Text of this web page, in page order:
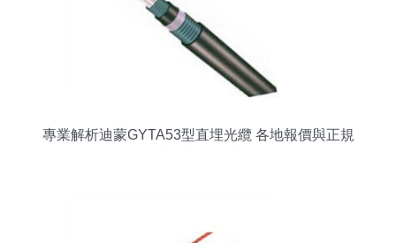
專業解析迪蒙GYTA53型直埋光纜 各地報價與正規